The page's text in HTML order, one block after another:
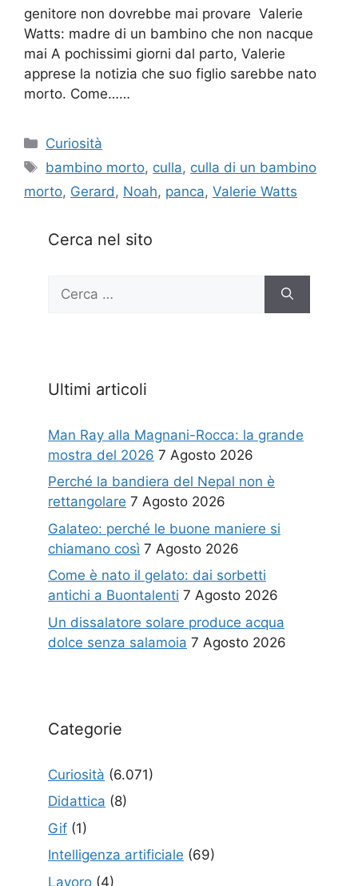
genitore non dovrebbe mai provare Valerie
Watts: madre di un bambino che non nacque
mai A pochissimi giorni dal parto, Valerie
apprese la notizia che suo figlio sarebbe nato
morto. Come……
Categorie
Curiosità
Tag
bambino morto, culla, culla di un bambino
morto, Gerard , Noah, panca, Valerie Watts
Cerca nel sito
per:
Ultimi articoli
Man Ray alla Magnani-Rocca: la grande
mostra del 2026 7 Agosto 2026
Perché la bandiera del Nepal non è
rettangolare 7 Agosto 2026
Galateo: perché le buone maniere si
chiamano così 7 Agosto 2026
Come è nato il gelato: dai sorbetti
antichi a Buontalenti 7 Agosto 2026
Un dissalatore solare produce acqua
dolce senza salamoia 7 Agosto 2026
Categorie
Curiosità (6.071)
Didattica (8)
Gif (1)
Intelligenza artificiale (69)
Lavoro (4)